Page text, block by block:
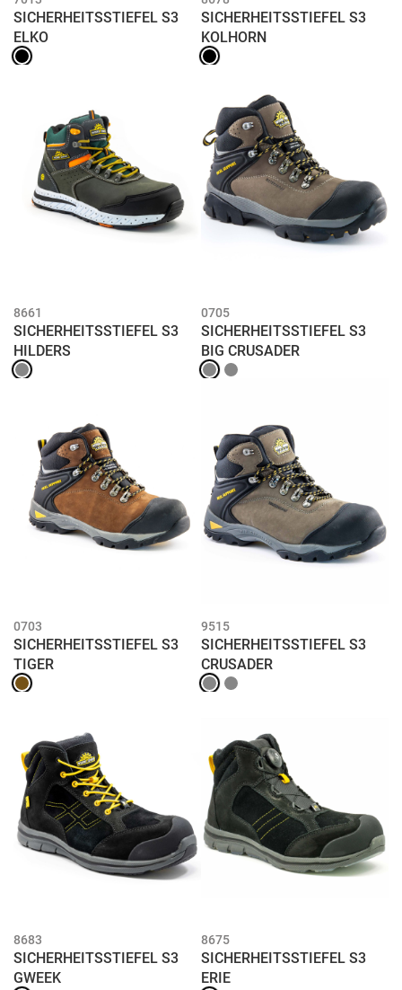
SICHERHEITSSTIEFEL S3
ELKO
SICHERHEITSSTIEFEL S3
KOLHORN
8661
SICHERHEITSSTIEFEL S3
HILDERS
0705
SICHERHEITSSTIEFEL S3
BIG CRUSADER
0703
SICHERHEITSSTIEFEL S3
TIGER
9515
SICHERHEITSSTIEFEL S3
CRUSADER
8683
SICHERHEITSSTIEFEL S3
GWEEK
8675
SICHERHEITSSTIEFEL S3
ERIE